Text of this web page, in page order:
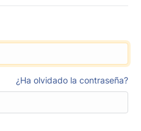
¿Ha olvidado la contraseña?